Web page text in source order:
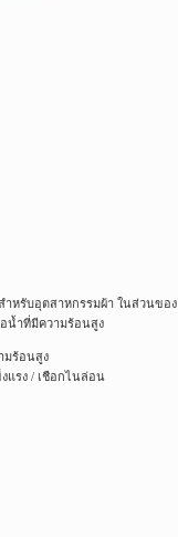
ำหรับอุตสาหกรรมผ้า ในส่วนของ
น้ำที่มีความร้อนสูง
มร้อนสูง
แรง / เชือกไนล่อน